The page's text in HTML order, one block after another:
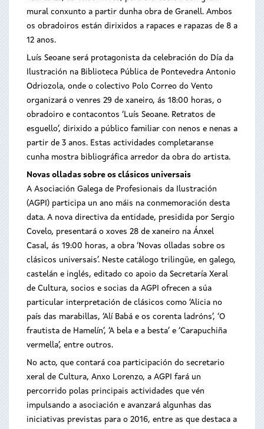
mural conxunto a partir dunha obra de Granell. Ambos
os obradoiros están dirixidos a rapaces e rapazas de 8 a
12 anos.
Luís Seoane será protagonista da celebración do Día da
Ilustración na Biblioteca Pública de Pontevedra Antonio
Odriozola, onde o colectivo Polo Correo do Vento
organizará o venres 29 de xaneiro, ás 18:00 horas, o
obradoiro e contacontos ‘Luís Seoane. Retratos de
esguello’, dirixido a público familiar con nenos e nenas a
partir de 3 anos. Estas actividades completaranse
cunha mostra bibliográfica arredor da obra do artista.
Novas olladas sobre os clásicos universais
A Asociación Galega de Profesionais da Ilustración
(AGPI) participa un ano máis na conmemoración desta
data. A nova directiva da entidade, presidida por Sergio
Covelo, presentará o xoves 28 de xaneiro na Ánxel
Casal, ás 19:00 horas, a obra ‘Novas olladas sobre os
clásicos universais’. Neste catálogo trilingüe, en galego,
castelán e inglés, editado co apoio da Secretaría Xeral
de Cultura, socios e socias da AGPI ofrecen a súa
particular interpretación de clásicos como ‘Alicia no
país das marabillas, ‘Alí Babá e os corenta ladróns’, ‘O
frautista de Hamelín’, ‘A bela e a besta’ e ‘Carapuchiña
vermella’, entre outros.
No acto, que contará coa participación do secretario
xeral de Cultura, Anxo Lorenzo, a AGPI fará un
percorrido polas principais actividades que vén
impulsando a asociación e avanzará algunhas das
iniciativas previstas para o 2016, entre as que destaca a